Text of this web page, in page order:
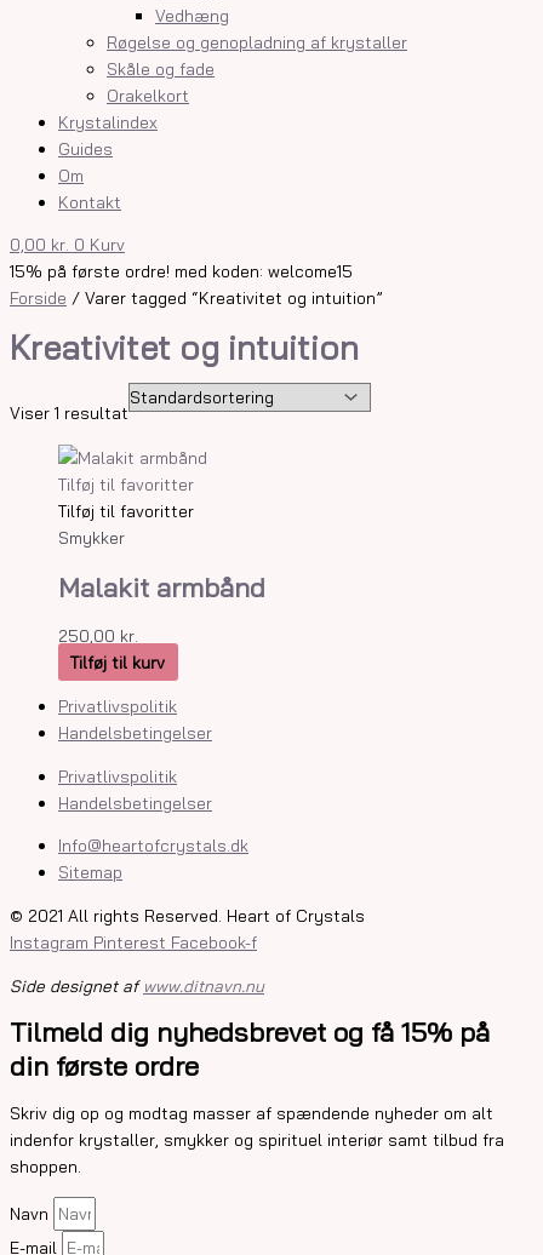
Vedhæng
Røgelse og genopladning af krystaller
Skåle og fade
Orakelkort
Krystalindex
Guides
Om
Kontakt
0,00 kr. 0 Kurv
15% på første ordre! med koden: welcome15
Forside / Varer tagged “Kreativitet og intuition”
Kreativitet og intuition
Viser 1 resultat
Tilføj til favoritter
Tilføj til favoritter
Smykker
Malakit armbånd
250,00 kr.
Tilføj til kurv
Privatlivspolitik
Handelsbetingelser
Privatlivspolitik
Handelsbetingelser
Info@heartofcrystals.dk
Sitemap
© 2021 All rights Reserved. Heart of Crystals
Instagram Pinterest Facebook-f
Side designet af www.ditnavn.nu
Tilmeld dig nyhedsbrevet og få 15% på
din første ordre
Skriv dig op og modtag masser af spændende nyheder om alt
indenfor krystaller, smykker og spirituel interiør samt tilbud fra
shoppen.
Navn
E-mail